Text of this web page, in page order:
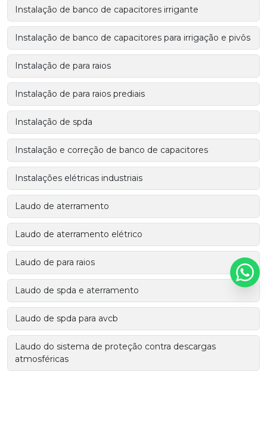
Instalação de banco de capacitores irrigante
Instalação de banco de capacitores para irrigação e pivôs
Instalação de para raios
Instalação de para raios prediais
Instalação de spda
Instalação e correção de banco de capacitores
Instalações elétricas industriais
Laudo de aterramento
Laudo de aterramento elétrico
Laudo de para raios
Laudo de spda e aterramento
Laudo de spda para avcb
Laudo do sistema de proteção contra descargas
atmosféricas